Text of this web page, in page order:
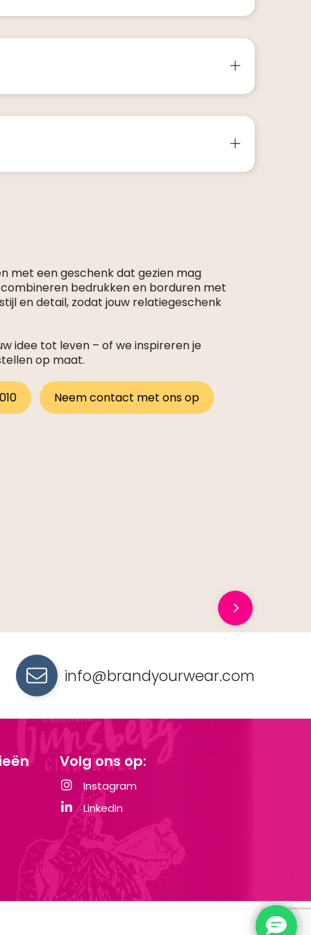
met een geschenk dat gezien mag
bedrukken en borduren met
en detail, zodat jouw relatiegeschenk
idee tot leven – of we inspireren je
op maat.
Neem contact met ons op
info@brandyourwear.com
Volg ons op:
Instagram
LinkedIn